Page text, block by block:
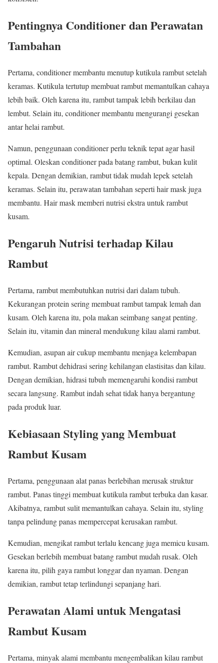
Pentingnya Conditioner dan Perawatan
Tambahan
Pertama, conditioner membantu menutup kutikula rambut setelah
keramas. Kutikula tertutup membuat rambut memantulkan cahaya
lebih baik. Oleh karena itu, rambut tampak lebih berkilau dan
lembut. Selain itu, conditioner membantu mengurangi gesekan
antar helai rambut.
Namun, penggunaan conditioner perlu teknik tepat agar hasil
optimal. Oleskan conditioner pada batang rambut, bukan kulit
kepala. Dengan demikian, rambut tidak mudah lepek setelah
keramas. Selain itu, perawatan tambahan seperti hair mask juga
membantu. Hair mask memberi nutrisi ekstra untuk rambut
kusam.
Pengaruh Nutrisi terhadap Kilau
Rambut
Pertama, rambut membutuhkan nutrisi dari dalam tubuh.
Kekurangan protein sering membuat rambut tampak lemah dan
kusam. Oleh karena itu, pola makan seimbang sangat penting.
Selain itu, vitamin dan mineral mendukung kilau alami rambut.
Kemudian, asupan air cukup membantu menjaga kelembapan
rambut. Rambut dehidrasi sering kehilangan elastisitas dan kilau.
Dengan demikian, hidrasi tubuh memengaruhi kondisi rambut
secara langsung. Rambut indah sehat tidak hanya bergantung
pada produk luar.
Kebiasaan Styling yang Membuat
Rambut Kusam
Pertama, penggunaan alat panas berlebihan merusak struktur
rambut. Panas tinggi membuat kutikula rambut terbuka dan kasar.
Akibatnya, rambut sulit memantulkan cahaya. Selain itu, styling
tanpa pelindung panas mempercepat kerusakan rambut.
Kemudian, mengikat rambut terlalu kencang juga memicu kusam.
Gesekan berlebih membuat batang rambut mudah rusak. Oleh
karena itu, pilih gaya rambut longgar dan nyaman. Dengan
demikian, rambut tetap terlindungi sepanjang hari.
Perawatan Alami untuk Mengatasi
Rambut Kusam
Pertama, minyak alami membantu mengembalikan kilau rambut